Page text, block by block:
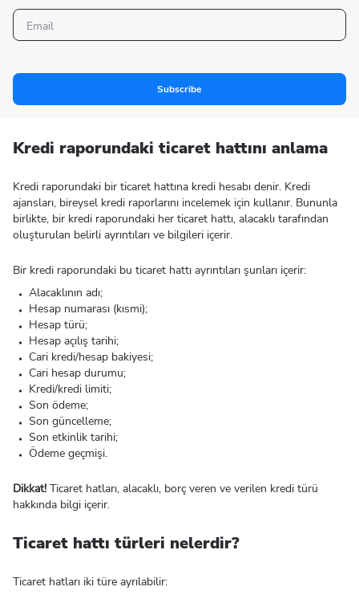
Subscribe
Kredi raporundaki ticaret hattını anlama
Kredi raporundaki bir ticaret hattına kredi hesabı denir. Kredi
ajansları, bireysel kredi raporlarını incelemek için kullanır. Bununla
birlikte, bir kredi raporundaki her ticaret hattı, alacaklı tarafından
oluşturulan belirli ayrıntıları ve bilgileri içerir.
Bir kredi raporundaki bu ticaret hattı ayrıntıları şunları içerir:
Alacaklının adı;
Hesap numarası (kısmi);
Hesap türü;
Hesap açılış tarihi;
Cari kredi/hesap bakiyesi;
Cari hesap durumu;
Kredi/kredi limiti;
Son ödeme;
Son güncelleme;
Son etkinlik tarihi;
Ödeme geçmişi.
Dikkat! Ticaret hatları, alacaklı, borç veren ve verilen kredi türü
hakkında bilgi içerir.
Ticaret hattı türleri nelerdir?
Ticaret hatları iki türe ayrılabilir: